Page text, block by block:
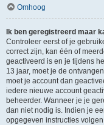
Omhoog
Ik ben geregistreerd maar
Controleer eerst of je
correct zijn, kan één of
geactiveerd is en je tijdens
13 jaar, moet je de
moet je account dan
iedere nieuwe account
beheerder. Wanneer je je
dan niet nodig is. Indien je
opgegeven instructies